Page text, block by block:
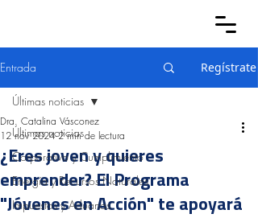
Entrada Regístrate
Últimas noticias
Corporativo y Cumplimiento
Energía y Recursos Naturales
Impuestos y Aduanas
Últimas noticias
¿Eres joven y quieres
emprender? El Programa
"Jóvenes en Acción" te apoyará
Dra. Catalina Vásconez
12 nov 2024 2 min de lectura